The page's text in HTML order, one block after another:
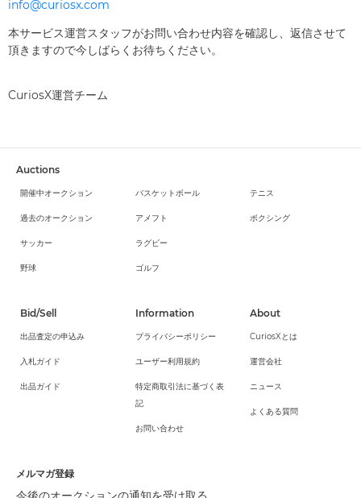
info@curiosx.com
本サービス運営スタッフがお問い合わせ内容を確認し、返信させて
頂きますので今しばらくお待ちください。
CuriosX運営チーム
Auctions
開催中オークション
過去のオークション
サッカー
野球
バスケットボール
アメフト
ラグビー
ゴルフ
テニス
ボクシング
Bid/Sell
出品査定の申込み
入札ガイド
出品ガイド
Information
プライバシーポリシー
ユーザー利用規約
特定商取引法に基づく表
記
お問い合わせ
About
CuriosXとは
運営会社
ニュース
よくある質問
メルマガ登録